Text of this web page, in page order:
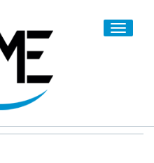
Toggle